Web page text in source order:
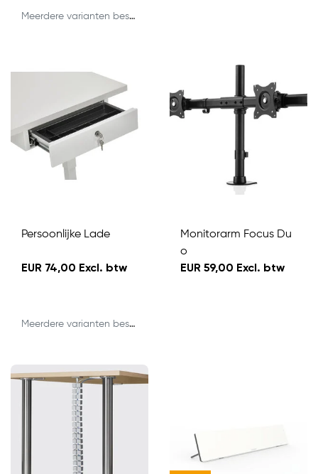
Meerdere varianten beschikbaar
Persoonlijke Lade
EUR 74,00 Excl. btw
Meerdere varianten beschikbaar
Monitorarm Focus Du
o
EUR 59,00 Excl. btw